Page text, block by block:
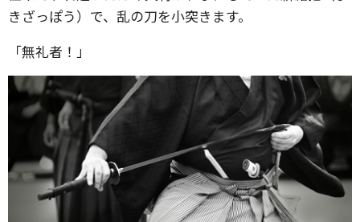
きざっぽう）で、乱の刀を小突きます。
「無礼者！」